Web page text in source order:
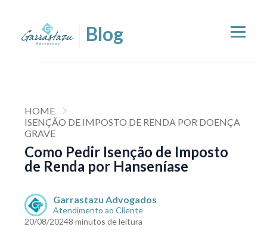
HOME
ISENÇÃO DE IMPOSTO DE RENDA POR DOENÇA
GRAVE
Como Pedir Isenção de Imposto
de Renda por Hanseníase
Garrastazu Advogados
Atendimento ao Cliente
20/08/20248 minutos de leitura